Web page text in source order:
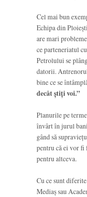
Cel mai bun
Echipa din
are mari
ce parteneriatul
Petrolului se
datorii.
bine ce se
decât știți voi.”
Planurile pe
învârt în jurul
gând să
pentru că ei vor fi
pentru altceva.
Cu ce sunt
Mediaș sau